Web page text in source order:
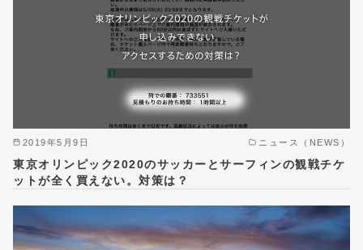
2019年5月9日 ニュース（NEWS）
東京オリンピック2020のサッカーとサーフィンの観戦チケ
ットが全く買えない。対策は？